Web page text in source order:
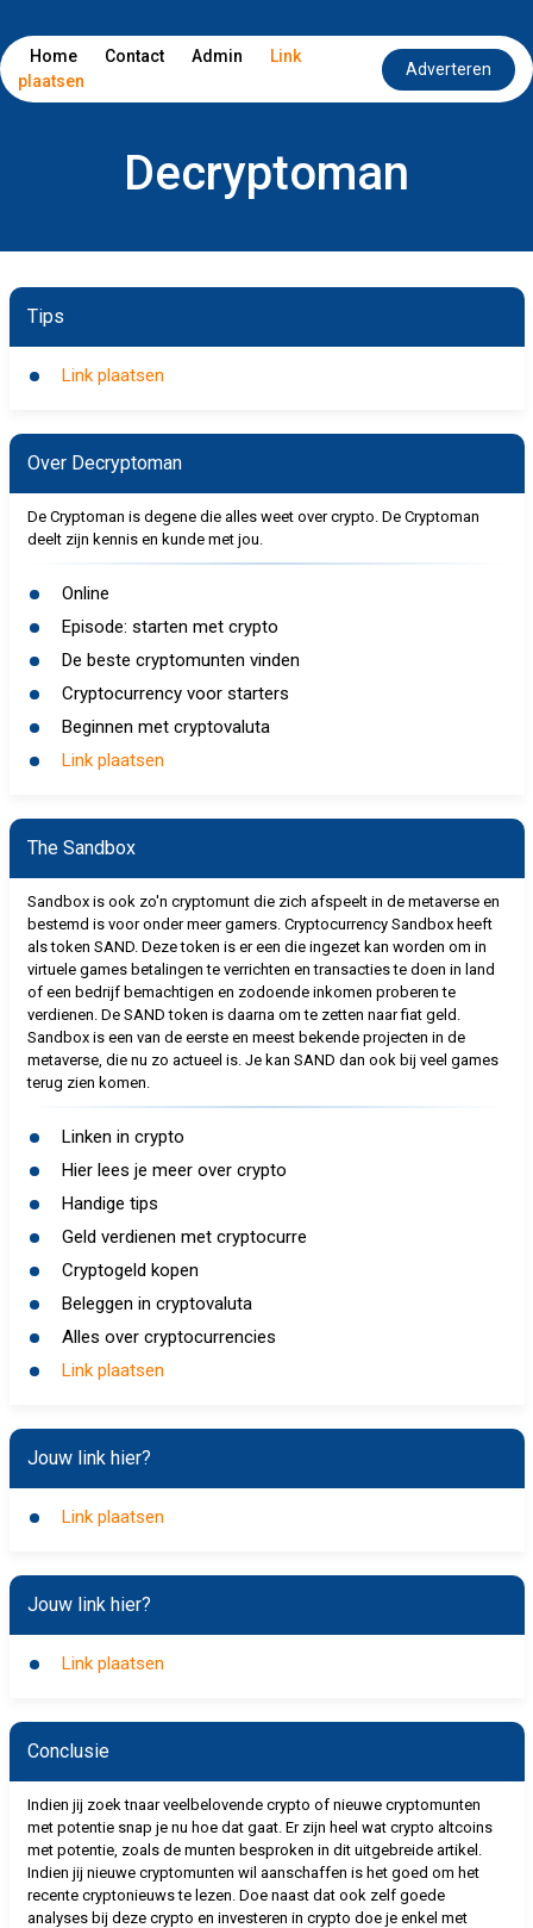
Home Contact Admin
Link
plaatsen
Adverteren
Decryptoman
Tips
Link plaatsen
Over Decryptoman
De Cryptoman is degene die alles weet over crypto. De Cryptoman
deelt zijn kennis en kunde met jou.
Online
Episode: starten met crypto
De beste cryptomunten vinden
Cryptocurrency voor starters
Beginnen met cryptovaluta
Link plaatsen
The Sandbox
Sandbox is ook zo'n cryptomunt die zich afspeelt in de metaverse en
bestemd is voor onder meer gamers. Cryptocurrency Sandbox heeft
als token SAND. Deze token is er een die ingezet kan worden om in
virtuele games betalingen te verrichten en transacties te doen in land
of een bedrijf bemachtigen en zodoende inkomen proberen te
verdienen. De SAND token is daarna om te zetten naar fiat geld.
Sandbox is een van de eerste en meest bekende projecten in de
metaverse, die nu zo actueel is. Je kan SAND dan ook bij veel games
terug zien komen.
Linken in crypto
Hier lees je meer over crypto
Handige tips
Geld verdienen met cryptocurre
Cryptogeld kopen
Beleggen in cryptovaluta
Alles over cryptocurrencies
Link plaatsen
Jouw link hier?
Link plaatsen
Jouw link hier?
Link plaatsen
Conclusie
Indien jij zoek tnaar veelbelovende crypto of nieuwe cryptomunten
met potentie snap je nu hoe dat gaat. Er zijn heel wat crypto altcoins
met potentie, zoals de munten besproken in dit uitgebreide artikel.
Indien jij nieuwe cryptomunten wil aanschaffen is het goed om het
recente cryptonieuws te lezen. Doe naast dat ook zelf goede
analyses bij deze crypto en investeren in crypto doe je enkel met